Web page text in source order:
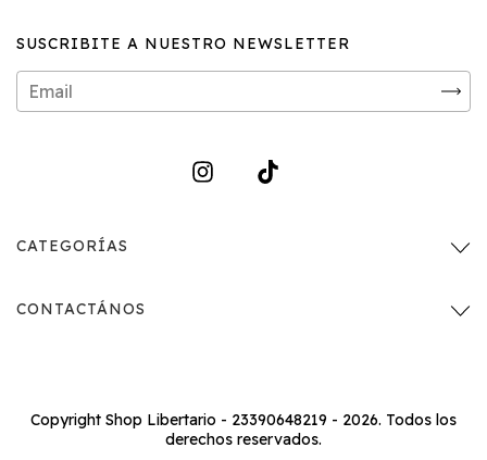
SUSCRIBITE A NUESTRO NEWSLETTER
CATEGORÍAS
CONTACTÁNOS
Copyright Shop Libertario - 23390648219 - 2026. Todos los
derechos reservados.